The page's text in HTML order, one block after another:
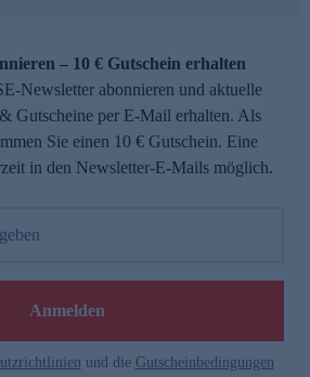
– 10 € Gutschein erhalten
Newsletter abonnieren und aktuelle
Gutscheine per E-Mail erhalten. Als
Sie einen 10 € Gutschein. Eine
in den Newsletter-E-Mails möglich.
Anmelden
und die Gutscheinbedingungen